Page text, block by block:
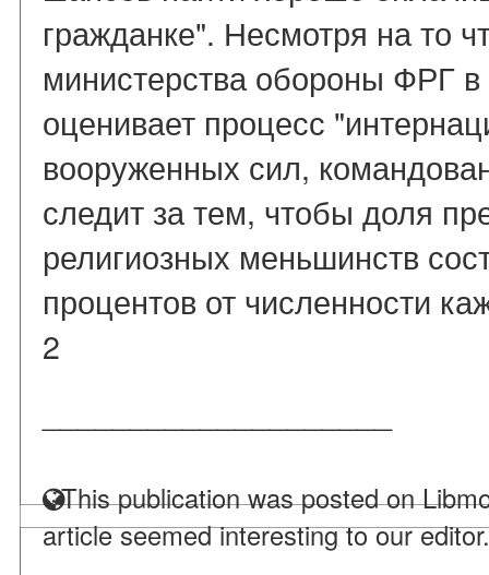
гражданке". Несмотря на то
министерства обороны ФРГ
оценивает процесс
вооруженных сил,
следит за тем, чтобы доля
религиозных меньшинств
процентов от численности
2
This publication was posted on
article seemed interesting to our editor.